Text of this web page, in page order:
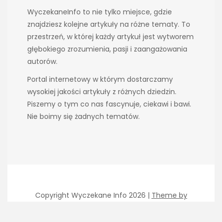
WyczekaneInfo to nie tylko miejsce, gdzie
znajdziesz kolejne artykuły na różne tematy. To
przestrzeń, w której każdy artykuł jest wytworem
głębokiego zrozumienia, pasji i zaangażowania
autorów.
Portal internetowy w którym dostarczamy
wysokiej jakości artykuły z różnych dziedzin.
Piszemy o tym co nas fascynuje, ciekawi i bawi.
Nie boimy się żadnych tematów.
Copyright Wyczekane Info 2026 | Theme by